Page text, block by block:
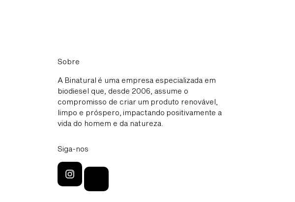
Sobre
A Binatural é uma empresa especializada em
biodiesel que, desde 2006, assume o
compromisso de criar um produto renovável,
limpo e próspero, impactando positivamente a
vida do homem e da natureza.
Siga-nos